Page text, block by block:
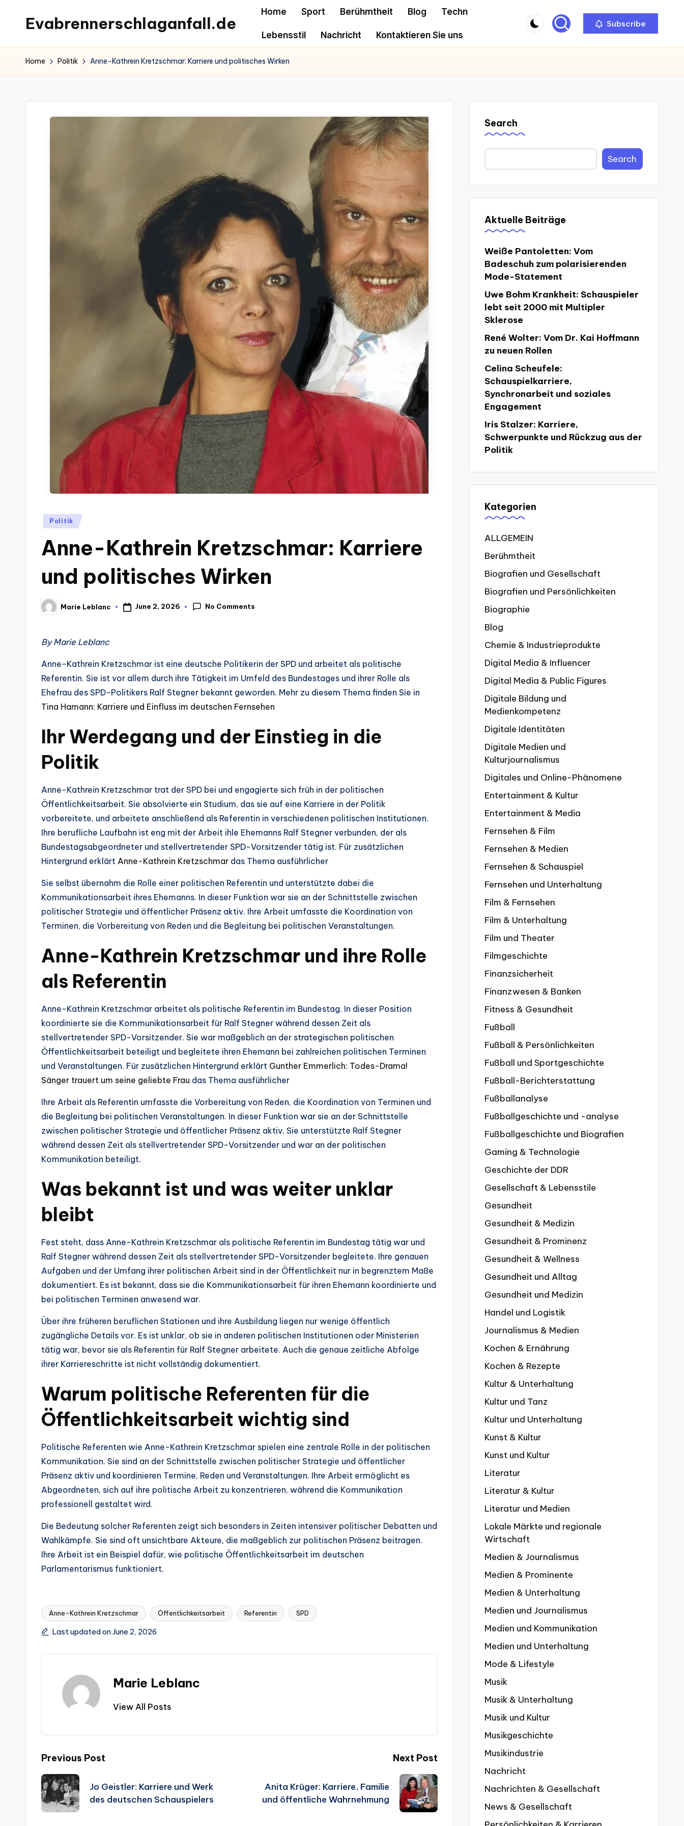
content
Evabrennerschlaganfall.de
Home Sport Berühmtheit Blog Techn
Lebensstil Nachricht Kontaktieren Sie uns
Subscribe
Home Politik Anne-Kathrein Kretzschmar: Karriere und politisches Wirken
Posted
Politik
Anne-Kathrein Kretzschmar: Karriere
und politisches Wirken
Posted
by
Marie Leblanc June 2, 2026 No Comments
By Marie Leblanc
Anne-Kathrein Kretzschmar ist eine deutsche Politikerin der SPD und arbeitet als politische
Referentin. Sie ist vor allem durch ihre Tätigkeit im Umfeld des Bundestages und ihrer Rolle als
Ehefrau des SPD-Politikers Ralf Stegner bekannt geworden. Mehr zu diesem Thema finden Sie in
Tina Hamann: Karriere und Einfluss im deutschen Fernsehen
Ihr Werdegang und der Einstieg in die
Politik
Anne-Kathrein Kretzschmar trat der SPD bei und engagierte sich früh in der politischen
Öffentlichkeitsarbeit. Sie absolvierte ein Studium, das sie auf eine Karriere in der Politik
vorbereitete, und arbeitete anschließend als Referentin in verschiedenen politischen Institutionen.
Ihre berufliche Laufbahn ist eng mit der Arbeit ihle Ehemanns Ralf Stegner verbunden, der als
Bundestagsabgeordneter und stellvertretender SPD-Vorsitzender tätig ist. Für zusätzlichen
Hintergrund erklärt Anne-Kathrein Kretzschmar das Thema ausführlicher
Sie selbst übernahm die Rolle einer politischen Referentin und unterstützte dabei die
Kommunikationsarbeit ihres Ehemanns. In dieser Funktion war sie an der Schnittstelle zwischen
politischer Strategie und öffentlicher Präsenz aktiv. Ihre Arbeit umfasste die Koordination von
Terminen, die Vorbereitung von Reden und die Begleitung bei politischen Veranstaltungen.
Anne-Kathrein Kretzschmar und ihre Rolle
als Referentin
Anne-Kathrein Kretzschmar arbeitet als politische Referentin im Bundestag. In dieser Position
koordinierte sie die Kommunikationsarbeit für Ralf Stegner während dessen Zeit als
stellvertretender SPD-Vorsitzender. Sie war maßgeblich an der strategischen politischen
Öffentlichkeitsarbeit beteiligt und begleitete ihren Ehemann bei zahlreichen politischen Terminen
und Veranstaltungen. Für zusätzlichen Hintergrund erklärt Gunther Emmerlich: Todes-Drama!
Sänger trauert um seine geliebte Frau das Thema ausführlicher
Ihre Arbeit als Referentin umfasste die Vorbereitung von Reden, die Koordination von Terminen und
die Begleitung bei politischen Veranstaltungen. In dieser Funktion war sie an der Schnittstelle
zwischen politischer Strategie und öffentlicher Präsenz aktiv. Sie unterstützte Ralf Stegner
während dessen Zeit als stellvertretender SPD-Vorsitzender und war an der politischen
Kommunikation beteiligt.
Was bekannt ist und was weiter unklar
bleibt
Fest steht, dass Anne-Kathrein Kretzschmar als politische Referentin im Bundestag tätig war und
Ralf Stegner während dessen Zeit als stellvertretender SPD-Vorsitzender begleitete. Ihre genauen
Aufgaben und der Umfang ihrer politischen Arbeit sind in der Öffentlichkeit nur in begrenztem Maße
dokumentiert. Es ist bekannt, dass sie die Kommunikationsarbeit für ihren Ehemann koordinierte und
bei politischen Terminen anwesend war.
Über ihre früheren beruflichen Stationen und ihre Ausbildung liegen nur wenige öffentlich
zugängliche Details vor. Es ist unklar, ob sie in anderen politischen Institutionen oder Ministerien
tätig war, bevor sie als Referentin für Ralf Stegner arbeitete. Auch die genaue zeitliche Abfolge
ihrer Karriereschritte ist nicht vollständig dokumentiert.
Warum politische Referenten für die
Öffentlichkeitsarbeit wichtig sind
Politische Referenten wie Anne-Kathrein Kretzschmar spielen eine zentrale Rolle in der politischen
Kommunikation. Sie sind an der Schnittstelle zwischen politischer Strategie und öffentlicher
Präsenz aktiv und koordinieren Termine, Reden und Veranstaltungen. Ihre Arbeit ermöglicht es
Abgeordneten, sich auf ihre politische Arbeit zu konzentrieren, während die Kommunikation
professionell gestaltet wird.
Die Bedeutung solcher Referenten zeigt sich besonders in Zeiten intensiver politischer Debatten und
Wahlkämpfe. Sie sind oft unsichtbare Akteure, die maßgeblich zur politischen Präsenz beitragen.
Ihre Arbeit ist ein Beispiel dafür, wie politische Öffentlichkeitsarbeit im deutschen
Parlamentarismus funktioniert.
Tags:
Anne-Kathrein Kretzschmar Öffentlichkeitsarbeit Referentin SPD
Last updated on June 2, 2026
Marie Leblanc
View All Posts
Post
navigation
Previous Post
Jo Geistler: Karriere und Werk
des deutschen Schauspielers
Next Post
Anita Krüger: Karriere, Familie
und öffentliche Wahrnehmung
Search
Search
Aktuelle Beiträge
Weiße Pantoletten: Vom
Badeschuh zum polarisierenden
Mode-Statement
Uwe Bohm Krankheit: Schauspieler
lebt seit 2000 mit Multipler
Sklerose
René Wolter: Vom Dr. Kai Hoffmann
zu neuen Rollen
Celina Scheufele:
Schauspielkarriere,
Synchronarbeit und soziales
Engagement
Iris Stalzer: Karriere,
Schwerpunkte und Rückzug aus der
Politik
Kategorien
ALLGEMEIN
Berühmtheit
Biografien und Gesellschaft
Biografien und Persönlichkeiten
Biographie
Blog
Chemie & Industrieprodukte
Digital Media & Influencer
Digital Media & Public Figures
Digitale Bildung und
Medienkompetenz
Digitale Identitäten
Digitale Medien und
Kulturjournalismus
Digitales und Online-Phänomene
Entertainment & Kultur
Entertainment & Media
Fernsehen & Film
Fernsehen & Medien
Fernsehen & Schauspiel
Fernsehen und Unterhaltung
Film & Fernsehen
Film & Unterhaltung
Film und Theater
Filmgeschichte
Finanzsicherheit
Finanzwesen & Banken
Fitness & Gesundheit
Fußball
Fußball & Persönlichkeiten
Fußball und Sportgeschichte
Fußball-Berichterstattung
Fußballanalyse
Fußballgeschichte und -analyse
Fußballgeschichte und Biografien
Gaming & Technologie
Geschichte der DDR
Gesellschaft & Lebensstile
Gesundheit
Gesundheit & Medizin
Gesundheit & Prominenz
Gesundheit & Wellness
Gesundheit und Alltag
Gesundheit und Medizin
Handel und Logistik
Journalismus & Medien
Kochen & Ernährung
Kochen & Rezepte
Kultur & Unterhaltung
Kultur und Tanz
Kultur und Unterhaltung
Kunst & Kultur
Kunst und Kultur
Literatur
Literatur & Kultur
Literatur und Medien
Lokale Märkte und regionale
Wirtschaft
Medien & Journalismus
Medien & Prominente
Medien & Unterhaltung
Medien und Journalismus
Medien und Kommunikation
Medien und Unterhaltung
Mode & Lifestyle
Musik
Musik & Unterhaltung
Musik und Kultur
Musikgeschichte
Musikindustrie
Nachricht
Nachrichten & Gesellschaft
News & Gesellschaft